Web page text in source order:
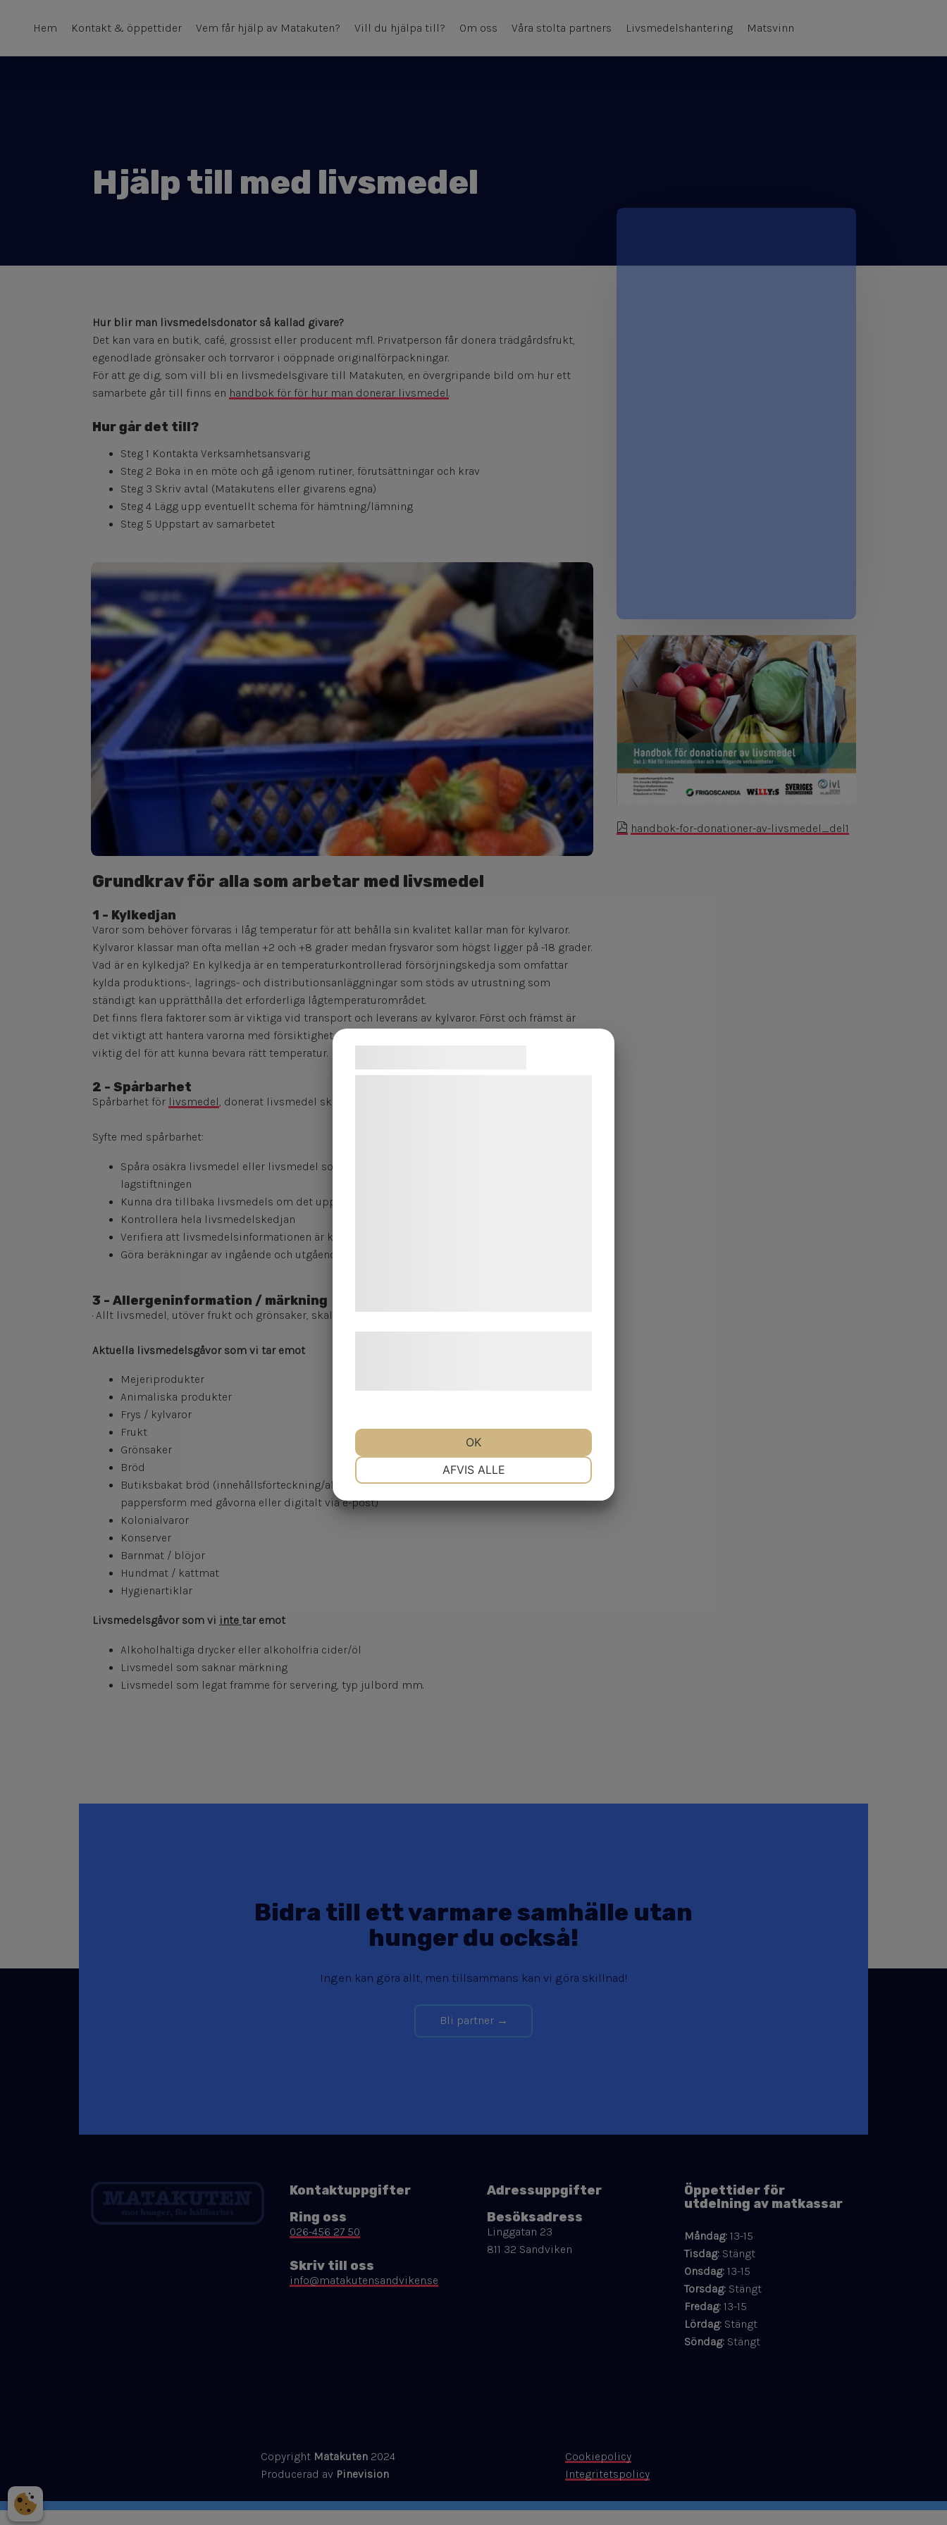
Hem Kontakt & öppettider Vem får hjälp av Matakuten? Vill du hjälpa till? Om oss Våra stolta partners Livsmedelshantering Matsvinn
Hjälp till med livsmedel
Hur blir man livsmedelsdonator så kallad givare?
Det kan vara en butik, café, grossist eller producent m.fl. Privatperson får donera trädgårdsfrukt,
egenodlade grönsaker och torrvaror i oöppnade originalförpackningar.
För att ge dig, som vill bli en livsmedelsgivare till Matakuten, en övergripande bild om hur ett
samarbete går till finns en handbok för för hur man donerar livsmedel.
Hur går det till?
Steg 1 Kontakta Verksamhetsansvarig
Steg 2 Boka in en möte och gå igenom rutiner, förutsättningar och krav
Steg 3 Skriv avtal (Matakutens eller givarens egna)
Steg 4 Lägg upp eventuellt schema för hämtning/lämning
Steg 5 Uppstart av samarbetet
Grundkrav för alla som arbetar med livsmedel
1 - Kylkedjan
Varor som behöver förvaras i låg temperatur för att behålla sin kvalitet kallar man för kylvaror.
Kylvaror klassar man ofta mellan +2 och +8 grader medan frysvaror som högst ligger på -18 grader.
Vad är en kylkedja? En kylkedja är en temperaturkontrollerad försörjningskedja som omfattar
kylda produktions-, lagrings- och distributionsanläggningar som stöds av utrustning som
ständigt kan upprätthålla det erforderliga lågtemperaturområdet.
Det finns flera faktorer som är viktiga vid transport och leverans av kylvaror. Först och främst är
det viktigt att hantera varorna med försiktighet. Att lossningen sker snabbt och smidigt är en
viktig del för att kunna bevara rätt temperatur.
2 - Spårbarhet
Spårbarhet för livsmedel, donerat livsmedel ska ha tillhörande dokumentation för spårbarhet.
Syfte med spårbarhet:
Spåra osäkra livsmedel eller livsmedel som på annat sätt inte uppfyller kraven i
lagstiftningen
Kunna dra tillbaka livsmedels om det uppstår problem med livsmedelssäkerheten
Kontrollera hela livsmedelskedjan
Verifiera att livsmedelsinformationen är korrekt
Göra beräkningar av ingående och utgående livsmedel hos livsmedelsföretag
3 - Allergeninformation / märkning
· Allt livsmedel, utöver frukt och grönsaker, skall ha originalmärkning enligt gällande regler.
Aktuella livsmedelsgåvor som vi tar emot
Mejeriprodukter
Animaliska produkter
Frys / kylvaror
Frukt
Grönsaker
Bröd
Butiksbakat bröd (innehållsförteckning/allergeninformation skall skickas med i
pappersform med gåvorna eller digitalt via e-post)
Kolonialvaror
Konserver
Barnmat / blöjor
Hundmat / kattmat
Hygienartiklar
Livsmedelsgåvor som vi inte tar emot
Alkoholhaltiga drycker eller alkoholfria cider/öl
Livsmedel som saknar märkning
Livsmedel som legat framme för servering, typ julbord mm.
handbok-for-donationer-av-livsmedel_del1
Bidra till ett varmare samhälle utan
hunger du också!
Ingen kan göra allt, men tillsammans kan vi göra skillnad!
Bli partner →
Kontaktuppgifter
Ring oss
026-456 27 50
Skriv till oss
info@matakutensandviken.se
Adressuppgifter
Besöksadress
Linggatan 23
811 32 Sandviken
Öppettider för
utdelning av matkassar
Måndag:13-15
Tisdag: Stängt
​​​​​​​Onsdag: 13-15
Torsdag:Stängt
Fredag: 13-15
Lördag: Stängt
Söndag: Stängt
Copyright Matakuten2024
​​​​​​​Producerad av Pinevision
Cookiepolicy
Integritetspolicy
AFVIS ALLE
OK